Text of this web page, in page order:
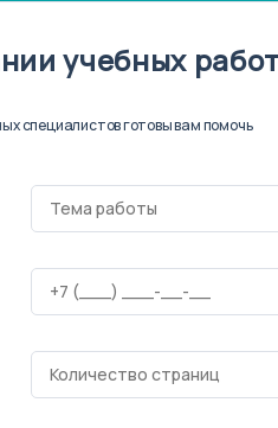
учебных
специалистов готовы вам помочь